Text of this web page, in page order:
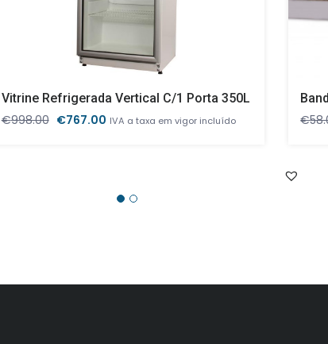
Vitrine Refrigerada Vertical C/1 Porta 350L
€998.00 O
€767.00OIVA a taxa em vigor incluído €